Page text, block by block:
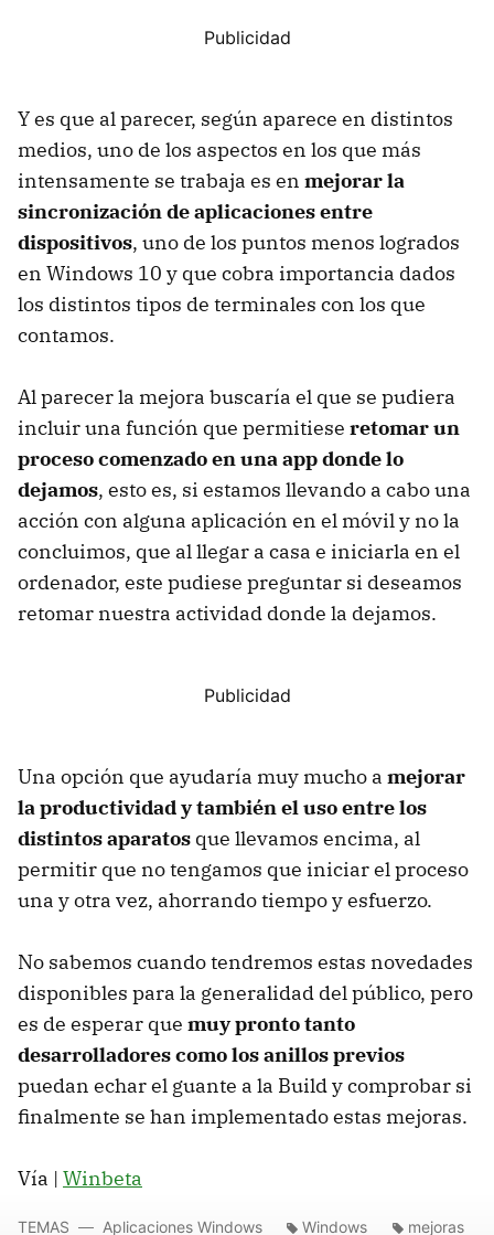
Y es que al parecer, según aparece en distintos
medios, uno de los aspectos en los que más
intensamente se trabaja es en mejorar la
sincronización de aplicaciones entre
dispositivos, uno de los puntos menos logrados
en Windows 10 y que cobra importancia dados
los distintos tipos de terminales con los que
contamos.
Al parecer la mejora buscaría el que se pudiera
incluir una función que permitiese retomar un
proceso comenzado en una app donde lo
dejamos, esto es, si estamos llevando a cabo una
acción con alguna aplicación en el móvil y no la
concluimos, que al llegar a casa e iniciarla en el
ordenador, este pudiese preguntar si deseamos
retomar nuestra actividad donde la dejamos.
Una opción que ayudaría muy mucho a mejorar
la productividad y también el uso entre los
distintos aparatos que llevamos encima, al
permitir que no tengamos que iniciar el proceso
una y otra vez, ahorrando tiempo y esfuerzo.
No sabemos cuando tendremos estas novedades
disponibles para la generalidad del público, pero
es de esperar que muy pronto tanto
desarrolladores como los anillos previos
puedan echar el guante a la Build y comprobar si
finalmente se han implementado estas mejoras.
Vía | Winbeta
TEMAS Aplicaciones Windows Windows mejoras